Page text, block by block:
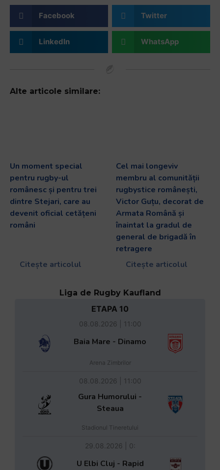
Facebook Twitter
LinkedIn WhatsApp
Alte articole similare:
Un moment special
pentru rugby-ul
românesc și pentru trei
dintre Stejari, care au
devenit oficial cetățeni
români
Citește articolul
Cel mai longeviv
membru al comunității
rugbystice românești,
Victor Guțu, decorat de
Armata Română și
înaintat la gradul de
general de brigadă în
retragere
Citește articolul
Liga de Rugby Kaufland
ETAPA 10
08.08.2026 | 11:00
Baia Mare - Dinamo
Arena Zimbrilor
08.08.2026 | 11:00
Gura Humorului -
Steaua
Stadionul Tineretului
29.08.2026 | 0:
U Elbi Cluj - Rapid